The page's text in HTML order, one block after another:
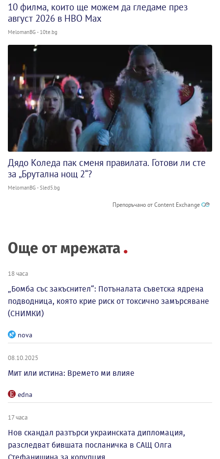
10 филма, които ще можем да гледаме през
август 2026 в HBO Max
MelomanBG - 10te.bg
Дядо Коледа пак сменя правилата. Готови ли сте
за „Брутална нощ 2“?
MelomanBG - Sled5.bg
Препоръчано от Content Exchange
Още от мрежата
18 часа
„Бомба със закъснител“: Потъналата съветска ядрена
подводница, която крие риск от токсично замърсяване
(СНИМКИ)
nova
08.10.2025
Мит или истина: Времето ми влияе
edna
17 часа
Нов скандал разтърси украинската дипломация,
разследват бившата посланичка в САЩ Олга